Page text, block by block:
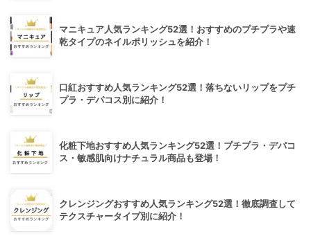
マニキュア人気ランキング52選！おすすめのプチプラや速
乾タイプのネイルポリッシュを紹介！
口紅おすすめ人気ランキング52選！落ちないリップをプチ
プラ・デパコス別に紹介！
化粧下地おすすめ人気ランキング52選！プチプラ・デパコ
ス・敏感肌向けナチュラル商品も登場！
クレンジングおすすめ人気ランキング52選！徹底調査して
テクスチャータイプ別に紹介！